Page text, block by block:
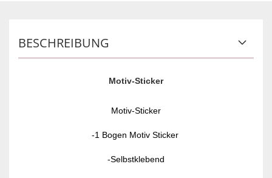
BESCHREIBUNG
Motiv-Sticker
Motiv-Sticker
-1 Bogen Motiv Sticker
-Selbstklebend